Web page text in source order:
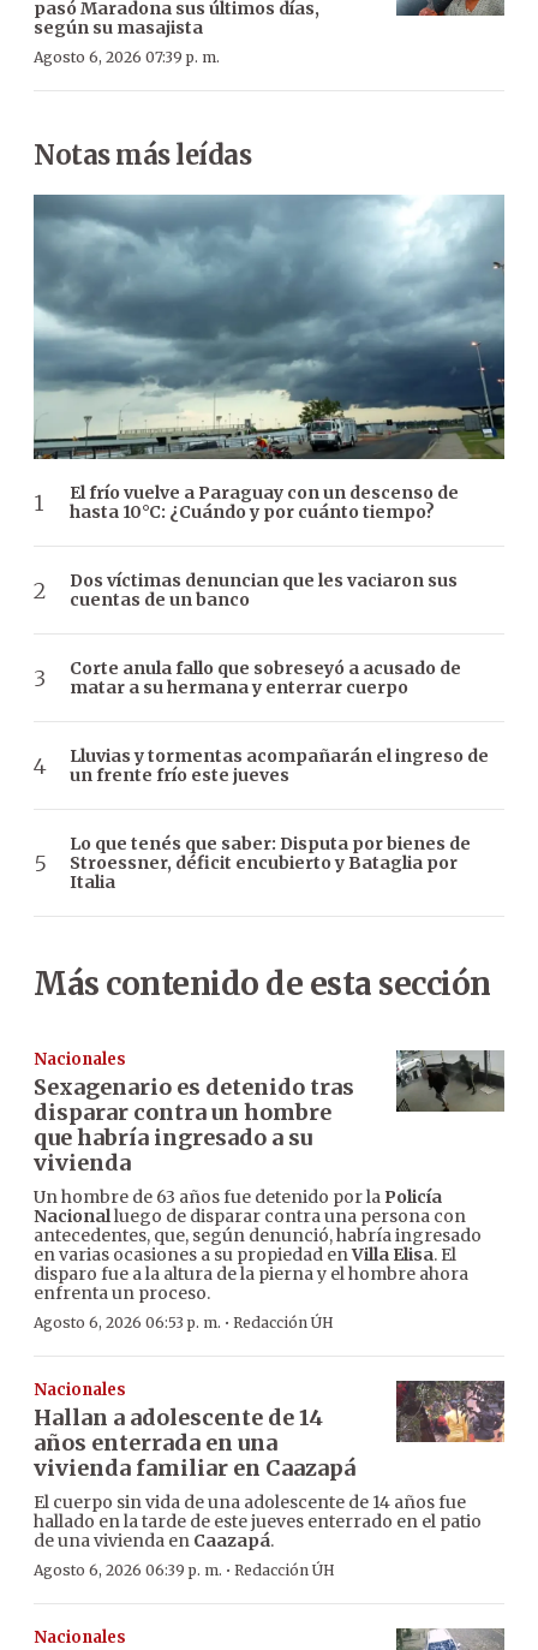
pasó Maradona sus últimos días,
según su masajista
Agosto 6, 2026 07:39 p. m.
Notas más leídas
El frío vuelve a Paraguay con un descenso de
hasta 10°C: ¿Cuándo y por cuánto tiempo?
Dos víctimas denuncian que les vaciaron sus
cuentas de un banco
Corte anula fallo que sobreseyó a acusado de
matar a su hermana y enterrar cuerpo
Lluvias y tormentas acompañarán el ingreso de
un frente frío este jueves
Lo que tenés que saber: Disputa por bienes de
Stroessner, déficit encubierto y Bataglia por
Italia
Más contenido de esta sección
Nacionales
Sexagenario es detenido tras
disparar contra un hombre
que habría ingresado a su
vivienda
Un hombre de 63 años fue detenido por la Policía
Nacionalluego de disparar contra una persona con
antecedentes, que, según denunció, habría ingresado
en varias ocasiones a su propiedad enVilla Elisa. El
disparo fue a la altura de la pierna y el hombre ahora
enfrenta un proceso.
Agosto 6, 2026 06:53 p. m. · Redacción ÚH
Nacionales
Hallan a adolescente de 14
años enterrada en una
vivienda familiar en Caazapá
El cuerpo sin vida de una adolescente de 14 años fue
hallado en la tarde de este jueves enterrado en el patio
de una vivienda en Caazapá.
Agosto 6, 2026 06:39 p. m. · Redacción ÚH
Nacionales